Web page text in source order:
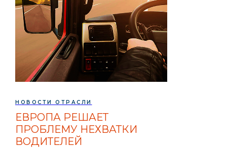
НОВОСТИ ОТРАСЛИ
ЕВРОПА РЕШАЕТ
ПРОБЛЕМУ НЕХВАТКИ
ВОДИТЕЛЕЙ